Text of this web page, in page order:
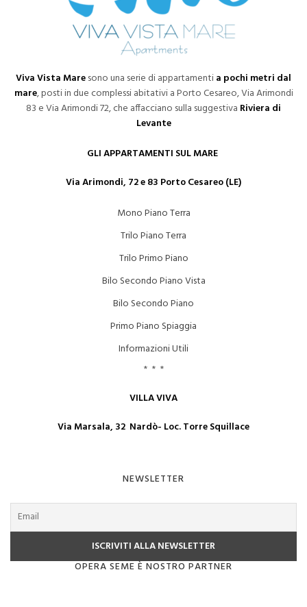
Viva Vista Maresono una serie di appartamentia pochi metri dal
mare, posti in due complessi abitativi a Porto Cesareo, Via Arimondi
83 e Via Arimondi 72, che affacciano sulla suggestiva Riviera di
Levante
GLI APPARTAMENTI SUL MARE
Via Arimondi, 72 e 83 Porto Cesareo (LE)
Mono Piano Terra
Trilo Piano Terra
Trilo Primo Piano
Bilo Secondo Piano Vista
Bilo Secondo Piano
Primo Piano Spiaggia
Informazioni Utili
* * *
VILLA VIVA
Via Marsala, 32 Nardò- Loc. Torre Squillace
NEWSLETTER
OPERA SEME È NOSTRO PARTNER